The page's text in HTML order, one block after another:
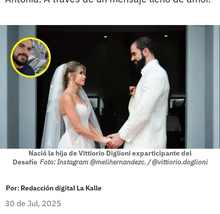
Nació la hija de Vittiorio Diglioni exparticipante del
Desafío Foto: Instagram @melihernandezc. / @vittiorio.doglioni
Por: Redacción digital La Kalle
30 de Jul, 2025